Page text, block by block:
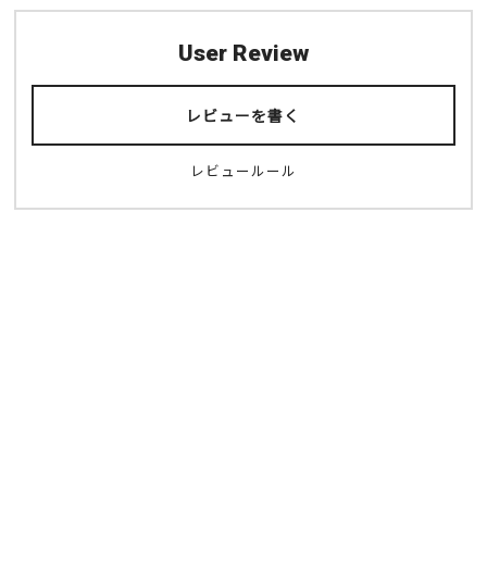
User Review
レビューを書く
レビュールール